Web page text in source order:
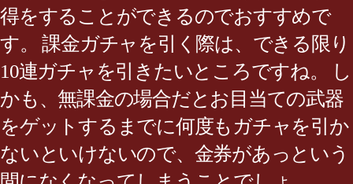
得をすることができるのでおすすめで
す。 課金ガチャを引く際は、できる限り
10連ガチャを引きたいところですね。 し
かも、無課金の場合だとお目当ての武器
をゲットするまでに何度もガチャを引か
ないといけないので、金券があっという